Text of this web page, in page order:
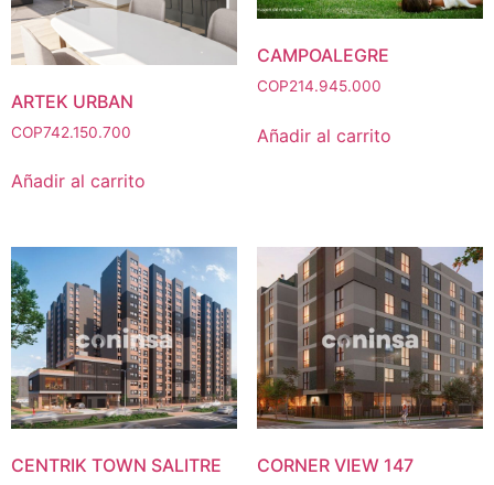
ARTEK URBAN
COP742.150.700
Añadir al carrito
CAMPOALEGRE
COP214.945.000
Añadir al carrito
CENTRIK TOWN SALITRE CORNER VIEW 147